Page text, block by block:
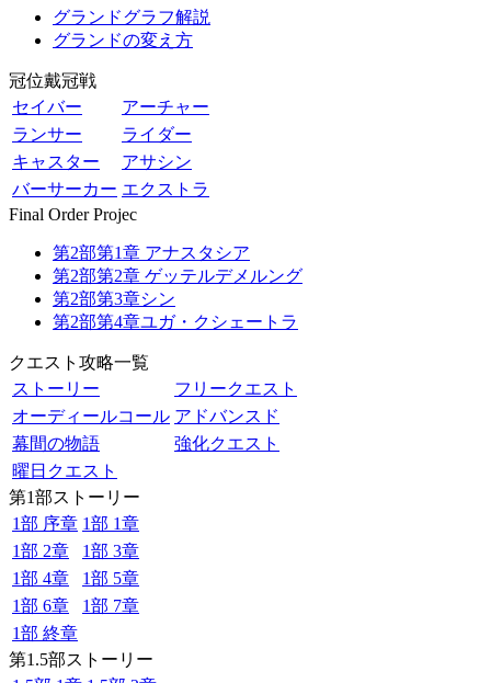
グランドグラフ解説
グランドの変え方
冠位戴冠戦
セイバー
アーチャー
ランサー
ライダー
キャスター
アサシン
バーサーカー エクストラ
Final Order Projec
第2部第1章 アナスタシア
第2部第2章 ゲッテルデメルング
第2部第3章シン
第2部第4章ユガ・クシェートラ
クエスト攻略一覧
ストーリー
フリークエスト
オーディールコール アドバンスド
幕間の物語
強化クエスト
曜日クエスト
第1部ストーリー
1部 序章 1部 1章
1部 2章
1部 3章
1部 4章
1部 5章
1部 6章
1部 7章
1部 終章
第1.5部ストーリー